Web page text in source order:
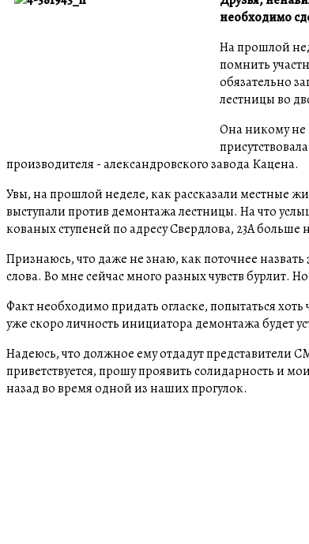
необходимо
На прошлой
помнить
обязательно
лестницы во
Она никому не
производителя - александровского завода Кацена.
Увы, на прошлой неделе, как рассказали местные
выступали против демонтажа лестницы. На что
кованых ступеней по адресу Свердлова, 23А больше
Признаюсь, что даже не знаю, как поточнее
слова. Во мне сейчас много разных чувств бурлит.
Факт необходимо придать огласке, попытаться
уже скоро личность инициатора демонтажа будет
Надеюсь, что должное ему отдадут представители
приветствуется, прошу проявить солидарность и
назад во время одной из наших прогулок.